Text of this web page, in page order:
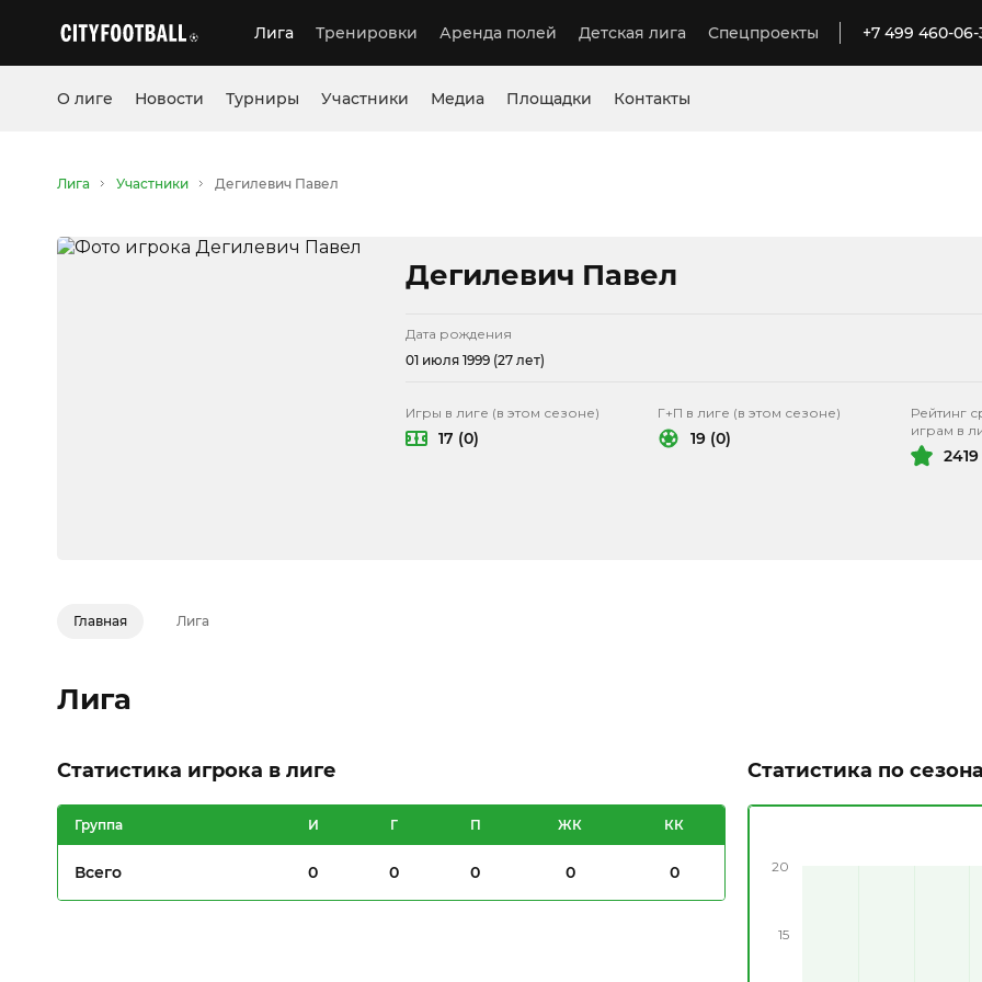
Лига Тренировки Аренда полей Детская лига Спецпроекты +7 499 460-06-
О лиге Новости Турниры Участники Медиа Площадки Контакты
Лига Участники Дегилевич Павел
Дегилевич Павел
Дата рождения
01 июля 1999 (27 лет)
Игры в лиге (в этом сезоне)
17 (0)
Г+П в лиге (в этом сезоне)
19 (0)
Рейтинг
играм в
2419
Главная Лига
Лига
Статистика игрока в лиге
Группа И Г П ЖК КК
Всего 0 0 0 0 0
Статистика по
15
20